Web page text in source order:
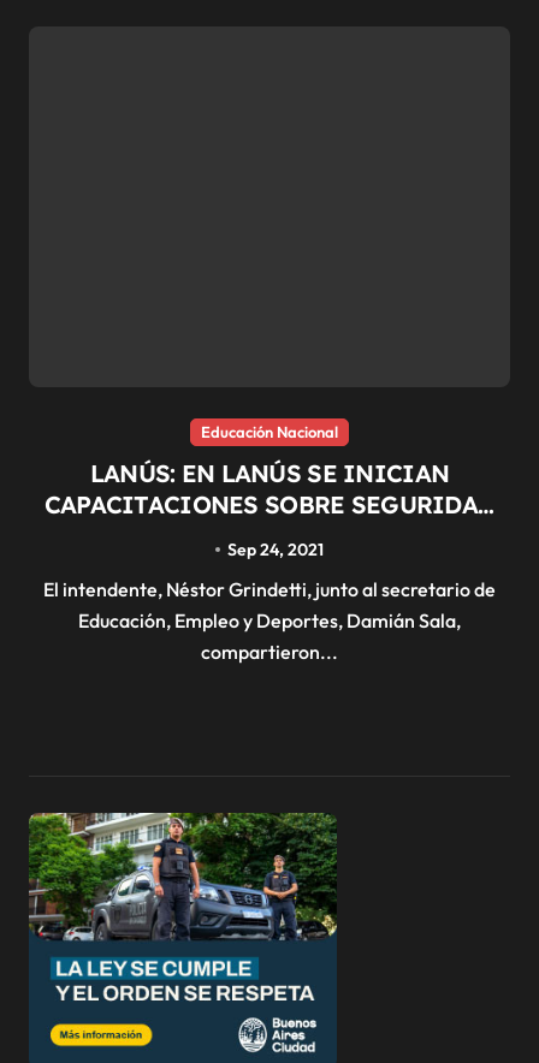
Educación Nacional
LANÚS: EN LANÚS SE INICIAN
CAPACITACIONES SOBRE SEGURIDAD
EDUCATIVOS MUNICIPALES
Sep 24, 2021
El intendente, Néstor Grindetti, junto al secretario de
Educación, Empleo y Deportes, Damián Sala,
compartieron...